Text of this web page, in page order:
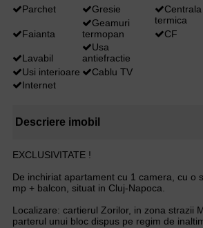
Parchet
Gresie
Faianta
Geamuri
termopan
Lavabil
Usa
antiefractie
Usi interioare
Cablu TV
Internet
Centrala
termica
CF
Descriere imobil
EXCLUSIVITATE !
De inchiriat apartament cu 1 camera, cu o
mp + balcon, situat in Cluj-Napoca.
Localizare: cartierul Zorilor, in zona strazii
parterul unui bloc dispus pe regim de